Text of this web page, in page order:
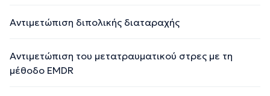
Αντιμετώπιση διπολικής διαταραχής
Αντιμετώπιση του μετατραυματικού στρες με τη
μέθοδο EMDR